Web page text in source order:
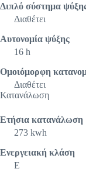
Διπλό σύστημα
Διαθέτει
Αυτονομία ψύξης
16 h
Ομοιόμορφη
Διαθέτει
Κατανάλωση
Eτήσια κατανάλωση
273 kwh
Ενεργειακή κλάση
E